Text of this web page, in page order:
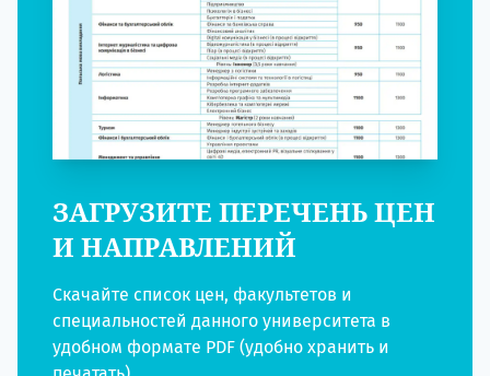
ЗАГРУЗИТЕ ПЕРЕЧЕНЬ ЦЕН
И НАПРАВЛЕНИЙ
Скачайте список цен, факультетов и
специальностей данного университета в
удобном формате PDF (удобно хранить и